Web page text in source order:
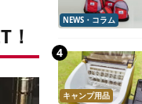
NEWS・コラム
キャンプ用品